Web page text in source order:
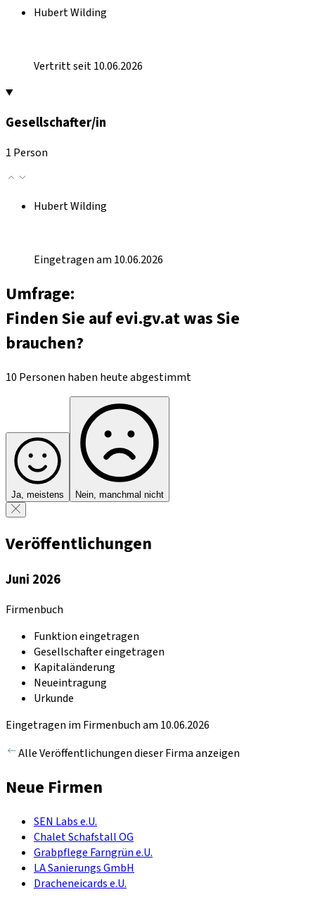
Hubert Wilding
Vertritt seit 10.06.2026
Gesellschafter/in
1 Person
Hubert Wilding
Eingetragen am 10.06.2026
Umfrage:
Finden Sie auf evi.gv.at was Sie
brauchen?
10 Personen haben heute abgestimmt
Ja, meistens Nein, manchmal nicht
Veröffentlichungen
Juni 2026
Firmenbuch
Funktion eingetragen
Gesellschafter eingetragen
Kapitaländerung
Neueintragung
Urkunde
Eingetragen im Firmenbuch am 10.06.2026
Alle Veröffentlichungen dieser Firma anzeigen
Neue Firmen
SEN Labs e.U.
Chalet Schafstall OG
Grabpflege Farngrün e.U.
LA Sanierungs GmbH
Dracheneicards e.U.